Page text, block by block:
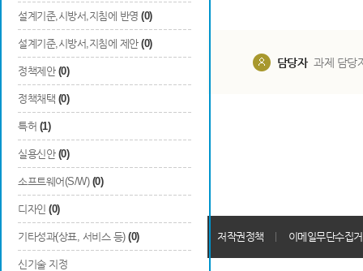
설계기준,시방서,지침에 반영 (0)
설계기준,시방서,지침에 제안 (0)
정책제안 (0)
정책채택 (0)
특허 (1)
실용신안 (0)
소프트웨어(S/W) (0)
디자인 (0)
기타성과(상표, 서비스 등) (0)
신기술 지정
담당자 과제 담당
개인정보처리방침 회원가입약관 저작권정책 이메일무단수집